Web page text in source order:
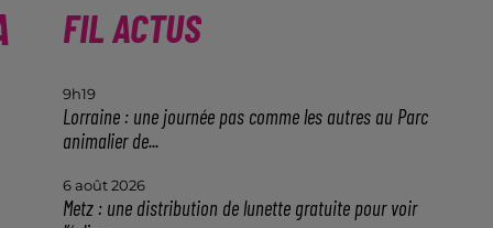
FIL ACTUS
9h19
Lorraine : une journée pas comme les autres au Parc
animalier de...
6 août 2026
Metz : une distribution de lunette gratuite pour voir